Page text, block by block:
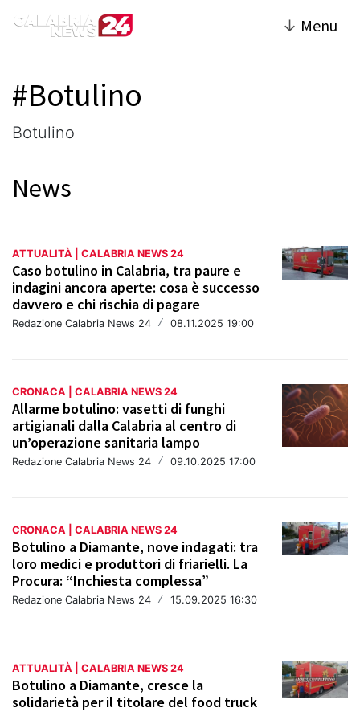
↓ Menu
#Botulino
Botulino
News
ATTUALITÀ | CALABRIA NEWS 24
Caso botulino in Calabria, tra paure e
indagini ancora aperte: cosa è successo
davvero e chi rischia di pagare
Redazione Calabria News 24 / 08.11.2025 19:00
CRONACA | CALABRIA NEWS 24
Allarme botulino: vasetti di funghi
artigianali dalla Calabria al centro di
un’operazione sanitaria lampo
Redazione Calabria News 24 / 09.10.2025 17:00
CRONACA | CALABRIA NEWS 24
Botulino a Diamante, nove indagati: tra
loro medici e produttori di friarielli. La
Procura: “Inchiesta complessa”
Redazione Calabria News 24 / 15.09.2025 16:30
ATTUALITÀ | CALABRIA NEWS 24
Botulino a Diamante, cresce la
solidarietà per il titolare del food truck